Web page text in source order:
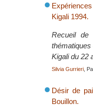
Kigali 1994.
Recueil de
Kigali du 22
Silvia Gurrieri ,
Désir de
Bouillon.